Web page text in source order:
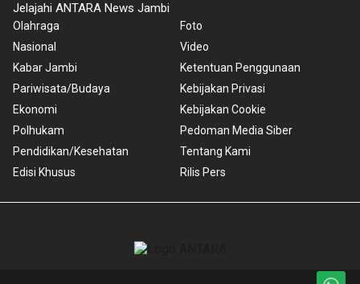
Jelajahi ANTARA News Jambi
Olahraga
Nasional
Kabar Jambi
Pariwisata/Budaya
Ekonomi
Polhukam
Pendidikan/Kesehatan
Edisi Khusus
Foto
Video
Ketentuan Penggunaan
Kebijakan Privasi
Kebijakan Cookie
Pedoman Media Siber
Tentang Kami
Rilis Pers